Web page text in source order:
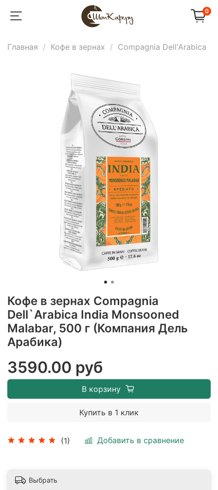
0
Главная Кофе в зернах Compagnia Dell'Arabica
Кофе в зернах Compagnia
Dell`Arabica India Monsooned
Malabar, 500 г (Компания Дель
Арабика)
(1) Добавить в сравнение
3590.00 руб
В корзину
Купить в 1 клик
Выбрать